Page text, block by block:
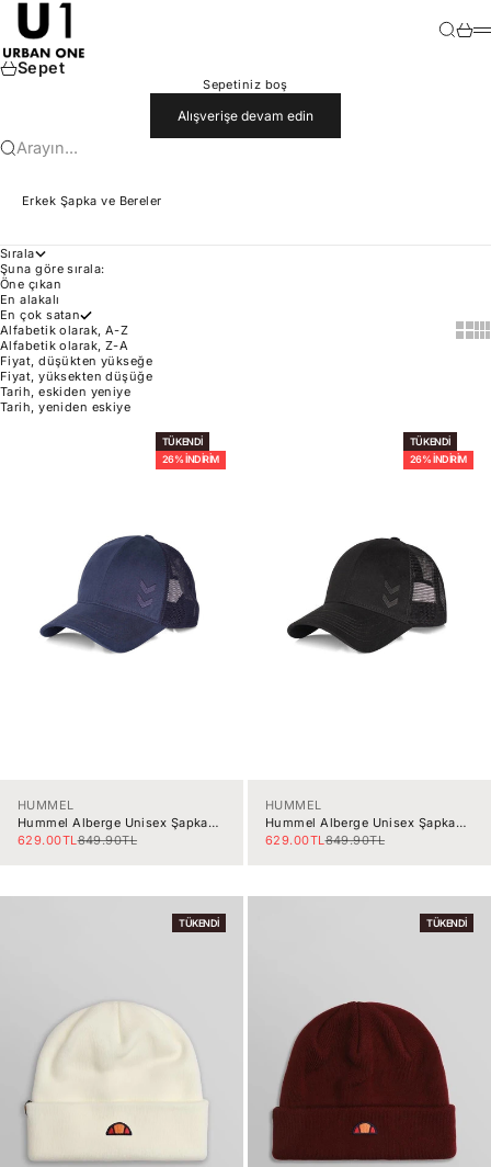
İçeriğe geç
AraSepet
Sepet
Sepetiniz boş
Alışverişe devam edin
Arayın...
Erkek Şapka ve Bereler
Sırala
Şuna göre sırala:
Öne çıkan
En alakalı
En çok satan
Alfabetik olarak, A-Z
Alfabetik olarak, Z-A
Fiyat, düşükten yükseğe
Fiyat, yüksekten düşüğe
Tarih, eskiden yeniye
Tarih, yeniden eskiye
TÜKENDI
26% İNDIRIM
HUMMEL
Hummel Alberge Unisex Şapka
970386-7459
İndirimli fiyat
629.00TLNormal fiyat
849.90TL
TÜKENDI
26% İNDIRIM
HUMMEL
Hummel Alberge Unisex Şapka
970386-2001
İndirimli fiyat
629.00TLNormal fiyat
849.90TL
TÜKENDI TÜKENDI